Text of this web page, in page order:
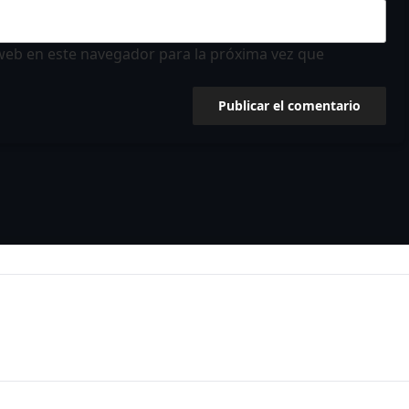
en este navegador para la próxima vez que